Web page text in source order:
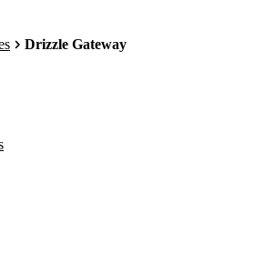
Drizzle Gateway